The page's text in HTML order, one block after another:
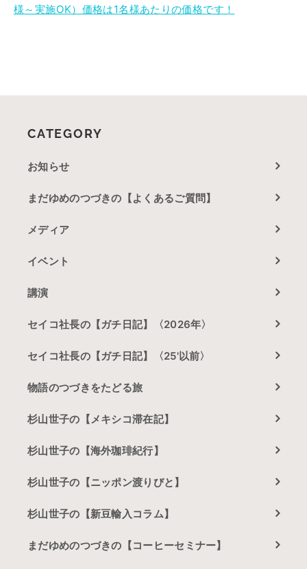
様～実施OK）価格は1名様あたりの価格です！
CATEGORY
お知らせ
まだゆめのつづきの【よくあるご質問】
メディア
イベント
講演
セイコ社長の【ガチ日記】〈2026年〉
セイコ社長の【ガチ日記】〈25'以前〉
物語のつづきをたどる旅
杉山世子の【メキシコ滞在記】
杉山世子の【海外珈琲紀行】
杉山世子の【ニッポン渡りびと】
杉山世子の【新豆輸入コラム】
まだゆめのつづきの【コーヒーセミナー】